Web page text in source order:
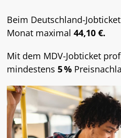
Beim Deutschland-
Monat maximal 44,10 €.
Mit dem MDV-Jobticket
mindestens 5 %